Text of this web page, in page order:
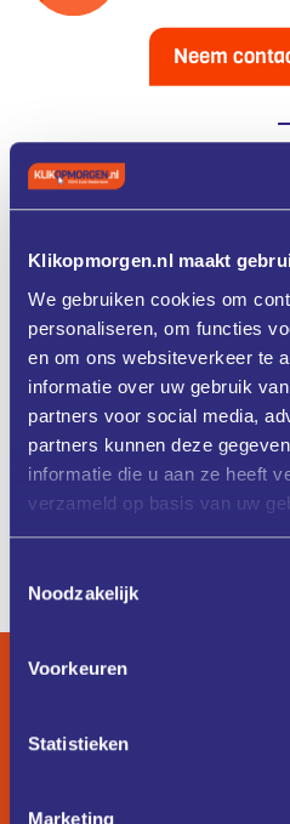
Klikopmorgen.nl maakt
We gebruiken cookies om
personaliseren, om functies
en om ons websiteverkeer te
informatie over uw gebruik
partners voor social media,
partners kunnen deze
informatie die u aan ze heeft
verzameld op basis van uw
Noodzakelijk
Voorkeuren
Statistieken
Marketing
Neem
Sep 30
30
Tweeluik
Maakindustrie
30 De Duurzame